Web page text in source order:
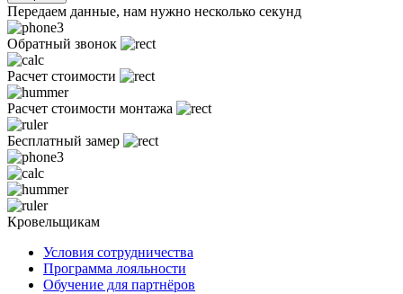
Передаем данные, нам нужно несколько секунд
Обратный звонок
Расчет стоимости
Расчет стоимости монтажа
Бесплатный замер
Кровельщикам
Условия сотрудничества
Программа лояльности
Обучение для партнёров